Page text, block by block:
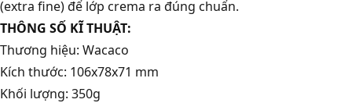
(extra fine) để lớp crema ra đúng chuẩn.
THÔNG SỐ KĨ THUẬT:
Thương hiệu: Wacaco
Kích thước: 106x78x71 mm
Khối lượng: 350g